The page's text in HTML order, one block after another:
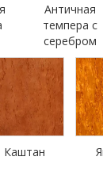
Античная
темпера с
серебром
Каштан